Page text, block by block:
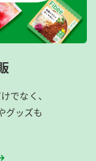
でなく、
グッズも